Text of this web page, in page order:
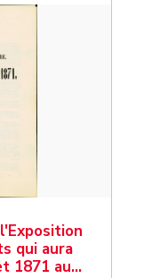
qui aura
1871 au…